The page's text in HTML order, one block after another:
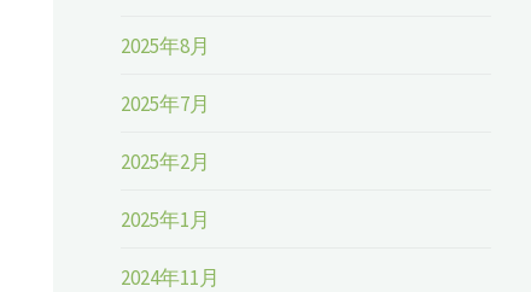
2025年8月
2025年7月
2025年2月
2025年1月
2024年11月